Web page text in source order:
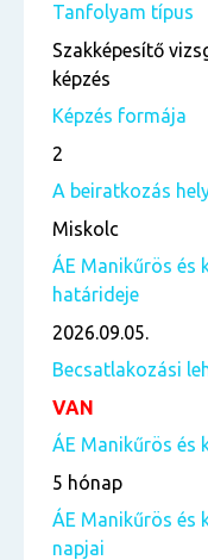
Tanfolyam típus
Szakképesítő
képzés
Képzés formája
2
A beiratkozás
Miskolc
ÁE Manikűrös és
határideje
2026.09.05.
Becsatlakozási
VAN
ÁE Manikűrös és
5 hónap
ÁE Manikűrös és
napjai